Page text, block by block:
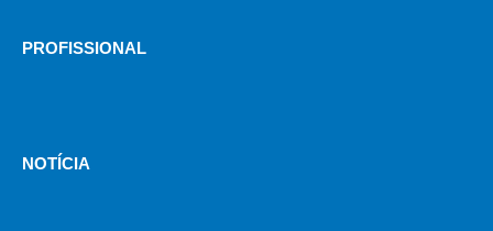
PROFISSIONAL
NOTÍCIA